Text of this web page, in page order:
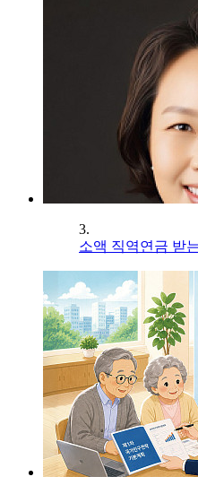
3.
소액 직역연금 받